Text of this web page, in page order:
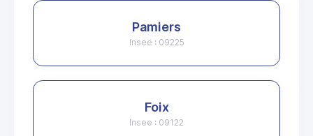
Pamiers
Insee : 09225
Foix
Insee : 09122